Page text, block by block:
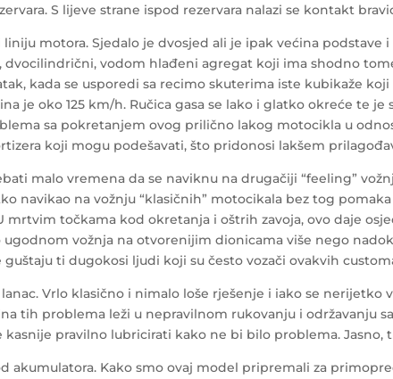
S lijeve strane ispod rezervara nalazi se kontakt
motora. Sjedalo je dvosjed ali je ipak većina
vodom hlađeni agregat koji ima shodno
kada se usporedi sa recimo skuterima iste kubikaže
je oko 125 km/h. Ručica gasa se lako i glatko okreće te
sa pokretanjem ovog prilično lakog motocikla u
koji mogu podešavati, što pridonosi lakšem
malo vremena da se naviknu na drugačiji “feeling”
navikao na vožnju “klasičnih” motocikala bez tog
mrtvim točkama kod okretanja i oštrih zavoja, ovo daje
ugodnom vožnja na otvorenijim dionicama više nego
guštaju ti dugokosi ljudi koji su često vozači ovakvih
Vrlo klasično i nimalo loše rješenje i iako se
tih problema leži u nepravilnom rukovanju i održavanju
pravilno lubricirati kako ne bi bilo problema. Jasno,
akumulatora. Kako smo ovaj model pripremali za